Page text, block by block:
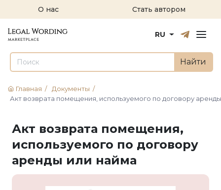
О нас Стать автором
РусскийEnglish
RU
Найти
Главная / Документы /
Акт возврата помещения, используемого по договору
Акт возврата помещения,
используемого по договору
аренды или найма